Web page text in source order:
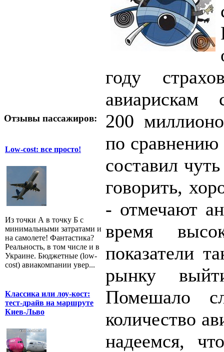
Отзывы пассажиров:
Low-cost: все просто!
Из точки А в точку Б с
минимальными затратами и
на самолете! Фантастика?
Реальность, в том числе и в
Украине. Бюджетные (low-
cost) авиакомпании увер...
Классика или лоу-кост:
тест-драйв на маршруте
Киев-Льво
году
авиарискам
200
по
составил
говорить,
- отмечают
время
показатели
рынку
Помешало
количество
надеемся,